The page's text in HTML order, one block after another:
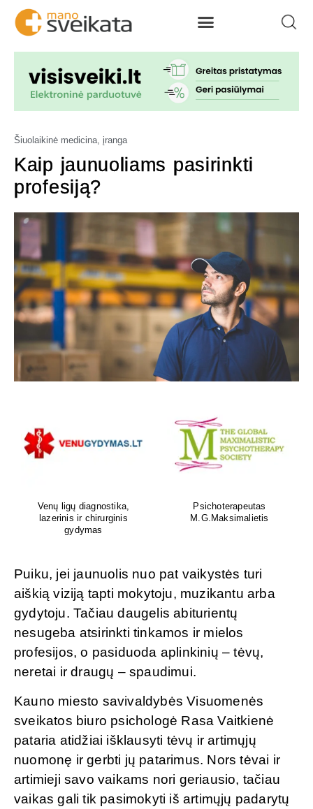
Šiuolaikinė medicina, įranga
Kaip jaunuoliams pasirinkti
profesiją?
Venų ligų diagnostika,
lazerinis ir chirurginis
gydymas
Psichoterapeutas
M.G.Maksimalietis
Puiku, jei jaunuolis nuo pat vaikystės turi
aiškią viziją tapti mokytoju, muzikantu arba
gydytoju. Tačiau daugelis abiturientų
nesugeba atsirinkti tinkamos ir mielos
profesijos, o pasiduoda aplinkinių – tėvų,
neretai ir draugų – spaudimui.
Kauno miesto savivaldybės Visuomenės
sveikatos biuro psichologė Rasa Vaitkienė
pataria atidžiai išklausyti tėvų ir artimųjų
nuomonę ir gerbti jų patarimus. Nors tėvai ir
artimieji savo vaikams nori geriausio, tačiau
vaikas gali tik pasimokyti iš artimųjų padarytų